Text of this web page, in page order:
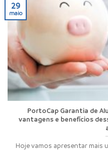
PortoCap Garantia de
vantagens e benefícios
Hoje vamos apresentar mais
29
maio